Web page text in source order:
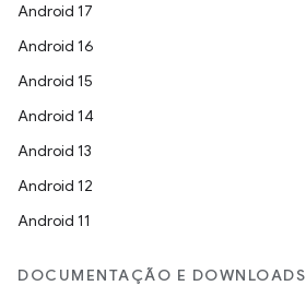
Android 17
Android 16
Android 15
Android 14
Android 13
Android 12
Android 11
DOCUMENTAÇÃO E DOWNLOADS